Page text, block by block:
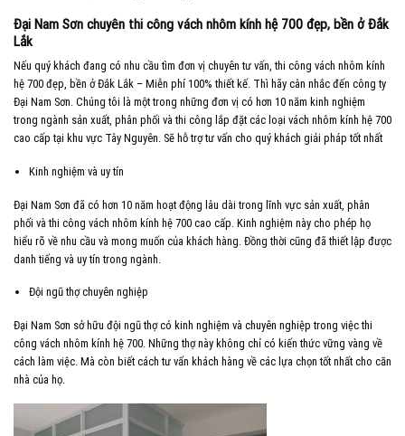
Đại Nam Sơn chuyên thi công vách nhôm kính hệ 700 đẹp, bền ở Đắk
Lắk
Nếu quý khách đang có nhu cầu tìm đơn vị chuyên tư vấn, thi công vách nhôm kính
hệ 700 đẹp, bền ở Đắk Lắk – Miễn phí 100% thiết kế. Thì hãy cân nhắc đến công ty
Đại Nam Sơn. Chúng tôi là một trong những đơn vị có hơn 10 năm kinh nghiệm
trong ngành sản xuất, phân phối và thi công lắp đặt các loại vách nhôm kính hệ 700
cao cấp tại khu vực Tây Nguyên. Sẽ hỗ trợ tư vấn cho quý khách giải pháp tốt nhất
Kinh nghiệm và uy tín
Đại Nam Sơn đã có hơn 10 năm hoạt động lâu dài trong lĩnh vực sản xuất, phân
phối và thi công vách nhôm kính hệ 700 cao cấp. Kinh nghiệm này cho phép họ
hiểu rõ về nhu cầu và mong muốn của khách hàng. Đồng thời cũng đã thiết lập được
danh tiếng và uy tín trong ngành.
Đội ngũ thợ chuyên nghiệp
Đại Nam Sơn sở hữu đội ngũ thợ có kinh nghiệm và chuyên nghiệp trong việc thi
công vách nhôm kính hệ 700. Những thợ này không chỉ có kiến thức vững vàng về
cách làm việc. Mà còn biết cách tư vấn khách hàng về các lựa chọn tốt nhất cho căn
nhà của họ.